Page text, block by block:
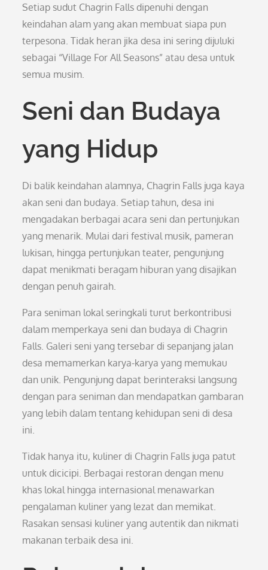
Setiap sudut Chagrin Falls dipenuhi dengan
keindahan alam yang akan membuat siapa pun
terpesona. Tidak heran jika desa ini sering dijuluki
sebagai “Village For All Seasons” atau desa untuk
semua musim.
Seni dan Budaya
yang Hidup
Di balik keindahan alamnya, Chagrin Falls juga kaya
akan seni dan budaya. Setiap tahun, desa ini
mengadakan berbagai acara seni dan pertunjukan
yang menarik. Mulai dari festival musik, pameran
lukisan, hingga pertunjukan teater, pengunjung
dapat menikmati beragam hiburan yang disajikan
dengan penuh gairah.
Para seniman lokal seringkali turut berkontribusi
dalam memperkaya seni dan budaya di Chagrin
Falls. Galeri seni yang tersebar di sepanjang jalan
desa memamerkan karya-karya yang memukau
dan unik. Pengunjung dapat berinteraksi langsung
dengan para seniman dan mendapatkan gambaran
yang lebih dalam tentang kehidupan seni di desa
ini.
Tidak hanya itu, kuliner di Chagrin Falls juga patut
untuk dicicipi. Berbagai restoran dengan menu
khas lokal hingga internasional menawarkan
pengalaman kuliner yang lezat dan memikat.
Rasakan sensasi kuliner yang autentik dan nikmati
makanan terbaik desa ini.